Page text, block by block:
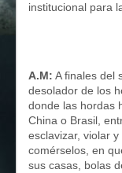
institucional para
A.M: A finales del
desolador de los
donde las hordas
China o Brasil,
esclavizar, violar
comérselos, en
sus casas, bolas